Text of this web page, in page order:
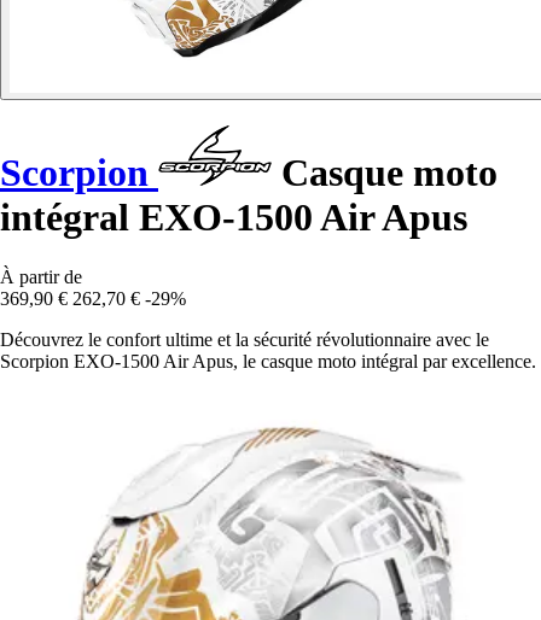
Scorpion
Casque moto
intégral EXO-1500 Air Apus
À partir de
369,90 € 262,70 € -29%
Découvrez le confort ultime et la sécurité révolutionnaire avec le
Scorpion EXO-1500 Air Apus, le casque moto intégral par excellence.